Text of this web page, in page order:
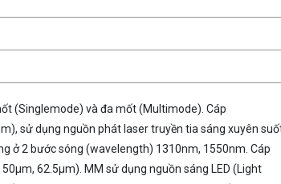
(Singlemode) và đa mốt (Multimode). Cáp
sử dụng nguồn phát laser truyền tia sáng xuyên
ở 2 bước sóng (wavelength) 1310nm, 1550nm. Cáp
62.5µm). MM sử dụng nguồn sáng LED (Light